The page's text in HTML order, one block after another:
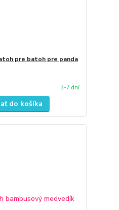
pre batoh pre panda
3-7 dní
do košíka